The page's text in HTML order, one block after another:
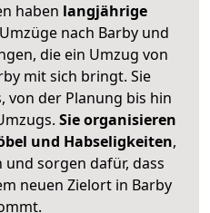
haben langjährige
nach Barby und
die ein Umzug von
mit sich bringt. Sie
von der Planung bis hin
Sie organisieren
und Habseligkeiten,
und sorgen dafür, dass
neuen Zielort in Barby